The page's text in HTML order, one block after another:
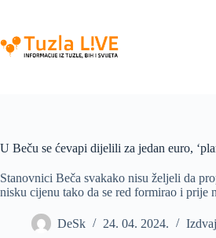
content
U Beču se ćevapi dijelili za jedan euro,
Stanovnici Beča svakako nisu željeli da
nisku cijenu tako da se red formirao i prije
DeSk 24. 04. 2024.